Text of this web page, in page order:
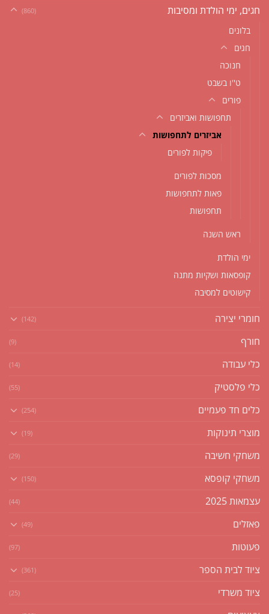
חגים, ימי הולדת ומסיבות (860)
בלונים
חגים
חנוכה
ט''ו בשבט
פורים
תחפושות ואביזרים
אביזרים לתחפושות
פיקות לפורים
מסכות לפורים
פאות לתחפושות
תחפושות
ראש השנה
ימי הולדת
קופסאות ושקיות מתנה
קישוטים למסיבה
חומרי יצירה (142)
חורף (9)
כלי עבודה (14)
כלי פלסטיק (55)
כלים חד פעמיים (254)
מוצרי תינוקות (19)
משחקי חשיבה (29)
משחקי קופסא (150)
עצמאות 2025 (44)
פאזלים (49)
פעוטות (97)
ציוד לבית הספר (361)
ציוד משרדי (25)